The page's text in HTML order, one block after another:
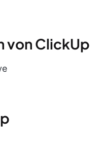
von ClickUp